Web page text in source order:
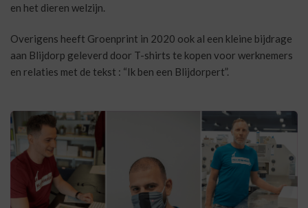
en het dieren welzijn.
Overigens heeft Groenprint in 2020 ook al een kleine bijdrage
aan Blijdorp geleverd door T-shirts te kopen voor werknemers
en relaties met de tekst : “Ik ben een Blijdorpert”.